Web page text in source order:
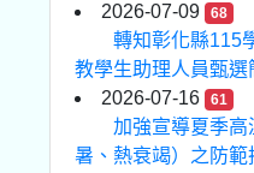
2026-07-09 68
轉知彰化縣115
教學生助理人員甄選
2026-07-16
61
加強宣導夏季高
暑、熱衰竭）之防範